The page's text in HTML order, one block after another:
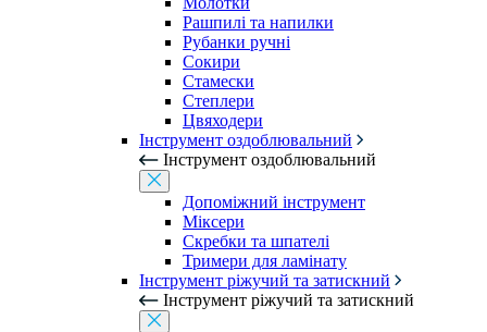
Рашпилі та напилки
Рубанки ручні
Сокири
Стамески
Степлери
Цвяходери
Інструмент оздоблювальний
Інструмент оздоблювальний
Допоміжний інструмент
Міксери
Скребки та шпателі
Тримери для ламінату
Інструмент ріжучий та затискний
Інструмент ріжучий та затискний